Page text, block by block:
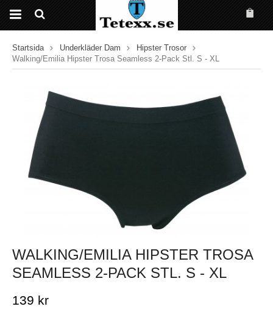
Startsida Underkläder Dam
Hipster Trosor
Walking/Emilia Hipster Trosa Seamless 2-Pack Stl. S - XL
WALKING/EMILIA HIPSTER TROSA
SEAMLESS 2-PACK STL. S - XL
139 kr